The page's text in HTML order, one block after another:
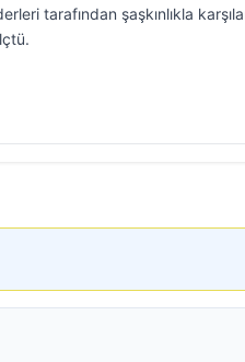
tarafından şaşkınlıkla